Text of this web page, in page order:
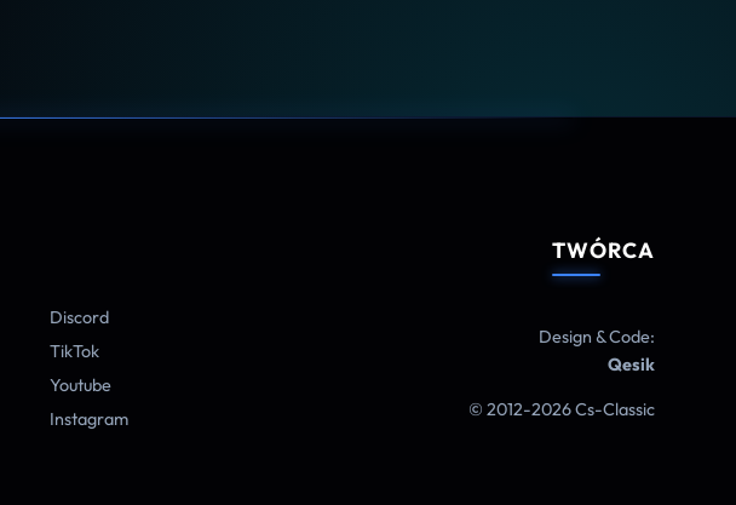
Discord
TikTok
Youtube
Instagram
TWÓRCA
Design & Code:
Qesik
© 2012-2026 Cs-Classic